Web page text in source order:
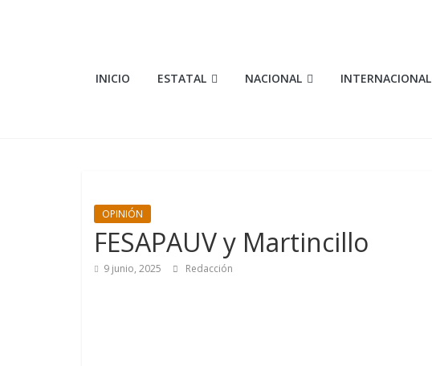
Elementosmx
INICIO ESTATAL NACIONAL INTERNACIONAL
OPINIÓN
FESAPAUV y Martincillo
9 junio, 2025 Redacción